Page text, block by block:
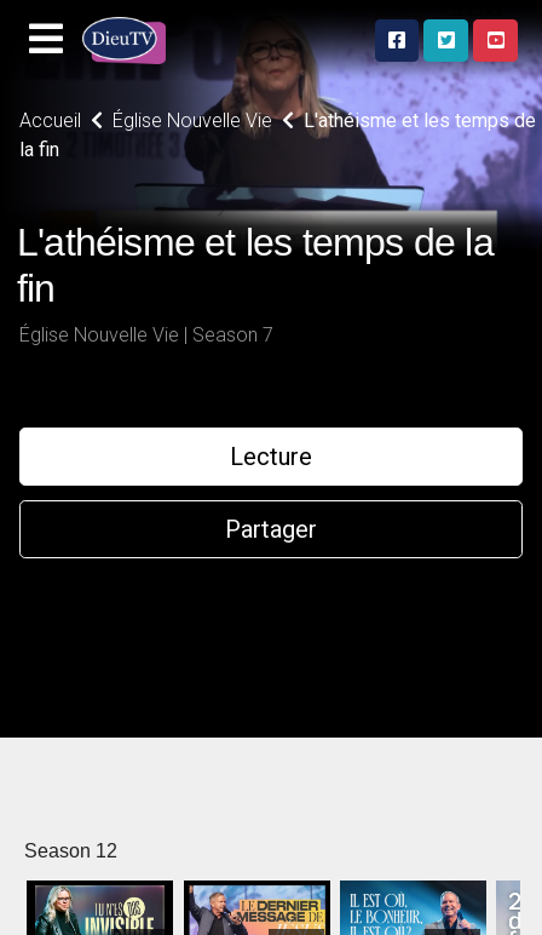
Accueil Église Nouvelle Vie
L'athéisme et les temps de
la fin
L'athéisme et les temps de la
fin
Église Nouvelle Vie | Season 7
Lecture
Partager
Season 12